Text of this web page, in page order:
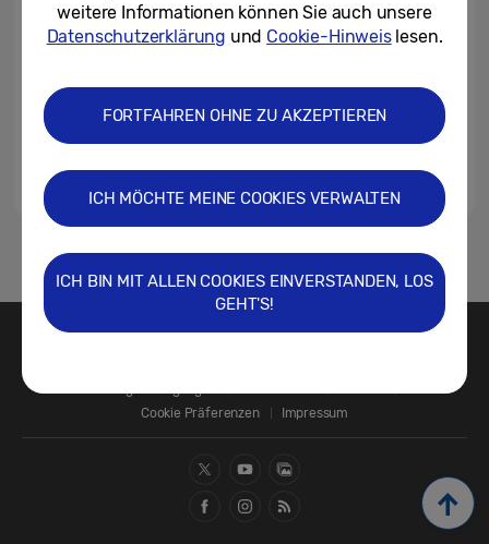
Cookie Präferenzen
Impressum
weitere Informationen können Sie auch unsere
Datenschutzerklärung und Cookie-Hinweislesen.
FORTFAHREN OHNE ZU AKZEPTIEREN
ICH MÖCHTE MEINE COOKIES VERWALTEN
ICH BIN MIT ALLEN COOKIES EINVERSTANDEN, LOS
GEHT'S!